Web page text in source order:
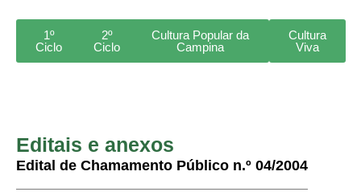
1º
Ciclo
2º
Ciclo
Cultura Popular da
Campina
Cultura
Viva
Editais e anexos
Edital de Chamamento Público n.º 04/2004